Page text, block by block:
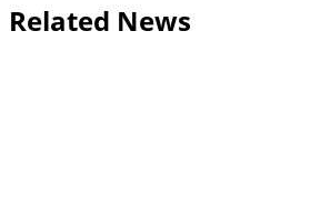
Related News